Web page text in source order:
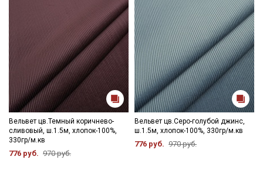
Вельвет цв.Темный коричнево-
сливовый, ш.1.5м, хлопок-100%,
330гр/м.кв
776 руб. 970 руб.
Вельвет цв.Серо-голубой джинс,
ш.1.5м, хлопок-100%, 330гр/м.кв
776 руб. 970 руб.